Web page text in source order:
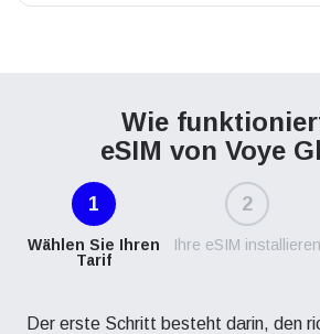
Wie
eSIM von Voye
1
Wählen Sie Ihren
Tarif
2
Ihre eSIM installieren
Der erste Schritt besteht darin, den